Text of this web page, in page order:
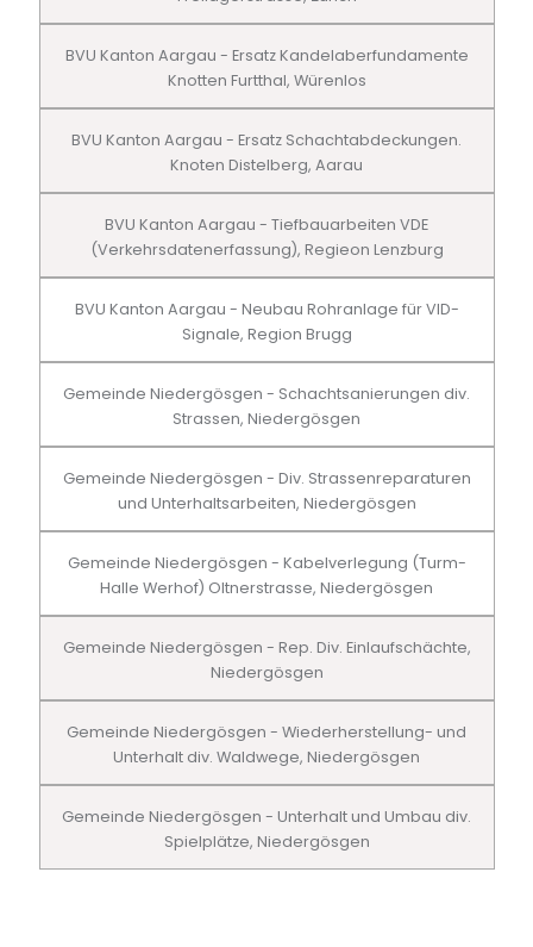
BVU Kanton Aargau - Ersatz Kandelaberfundamente
Knotten Furtthal, Würenlos
BVU Kanton Aargau - Ersatz Schachtabdeckungen.
Knoten Distelberg, Aarau
BVU Kanton Aargau - Tiefbauarbeiten VDE
(Verkehrsdatenerfassung), Regieon Lenzburg
BVU Kanton Aargau - Neubau Rohranlage für VID-
Signale, Region Brugg
Gemeinde Niedergösgen - Schachtsanierungen div.
Strassen, Niedergösgen
Gemeinde Niedergösgen - Div. Strassenreparaturen
und Unterhaltsarbeiten, Niedergösgen
Gemeinde Niedergösgen - Kabelverlegung (Turm-
Halle Werhof) Oltnerstrasse, Niedergösgen
Gemeinde Niedergösgen - Rep. Div. Einlaufschächte,
Niedergösgen
Gemeinde Niedergösgen - Wiederherstellung- und
Unterhalt div. Waldwege, Niedergösgen
Gemeinde Niedergösgen - Unterhalt und Umbau div.
Spielplätze, Niedergösgen